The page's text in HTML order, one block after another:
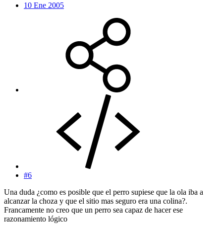
10 Ene 2005
#6
Una duda ¿como es posible que el perro supiese que la ola iba a
alcanzar la choza y que el sitio mas seguro era una colina?.
Francamente no creo que un perro sea capaz de hacer ese
razonamiento lógico